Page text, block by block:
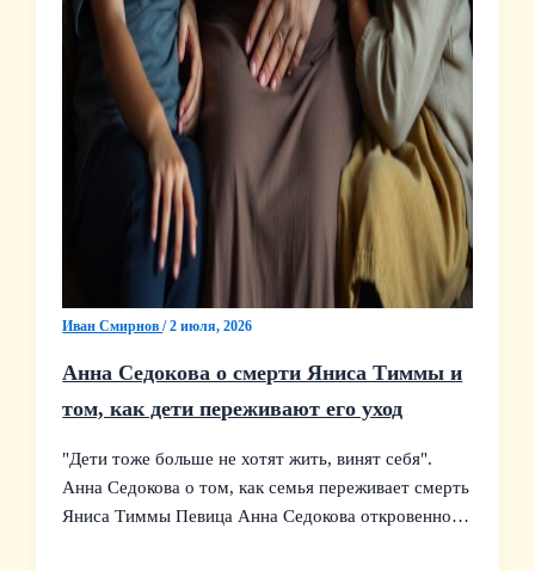
Иван Смирнов/2 июля, 2026
Анна Седокова о смерти Яниса Тиммы и
том, как дети переживают его уход
"Дети тоже больше не хотят жить, винят себя".
Анна Седокова о том, как семья переживает смерть
Яниса Тиммы Певица Анна Седокова откровенно…